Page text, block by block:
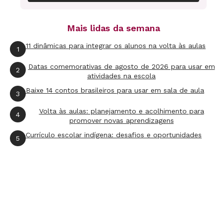
deverão acompanhar pelo texto escrito. Eles
computador para desligar e religar o áudio
quando quiserem, assim como saber rolar o
texto na tela. Desse modo, têm mais autonomia
durante a atividade. Informe o grupo que o
desafio da atividade é acompanhar no texto
escrito o que ouvem em áudio e que podem
interromper a gravação quando quiserem para
se localizarem na tela. Diga que todos podem
Mais lidas da semana
1 11 dinâmicas para integrar os alunos na volta às aulas
2
Datas comemorativas de agosto de 2026 para usar em
atividades na escola
3 Baixe 14 contos brasileiros para usar em sala de aula
4
Volta às aulas: planejamento e acolhimento para
promover novas aprendizagens
5 Currículo escolar indígena: desafios e oportunidades